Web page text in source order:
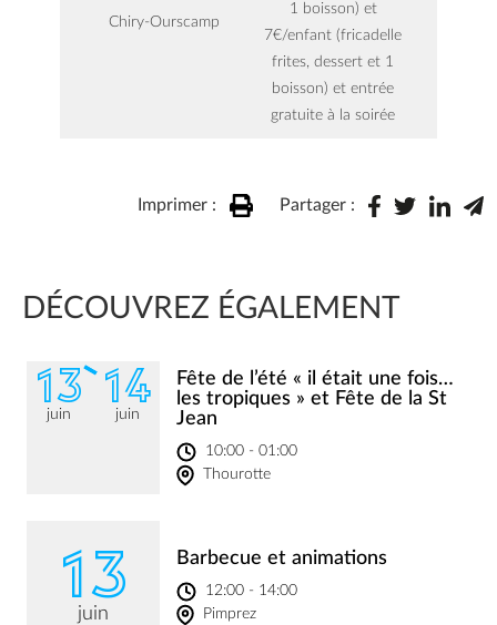
Chiry-Ourscamp
1 boisson) et
7€/enfant (fricadelle
frites, dessert et 1
boisson) et entrée
gratuite à la soirée
Imprimer : Partager :
DÉCOUVREZ ÉGALEMENT
13
juin
14
juin
Fête de l’été « il était une fois…
les tropiques » et Fête de la St
Jean
10:00 - 01:00
Thourotte
13
juin
Barbecue et animations
12:00 - 14:00
Pimprez